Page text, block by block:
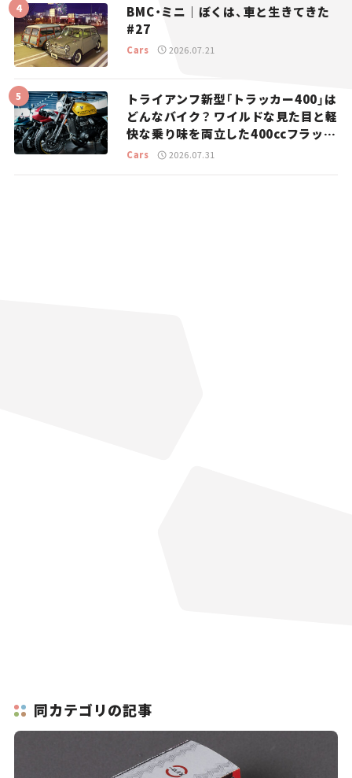
BMC・ミニ｜ぼくは、車と生きてきた
#27
Cars 2026.07.21
トライアンフ新型「トラッカー400」は
どんなバイク？ ワイルドな見た目と軽
快な乗り味を両立した400ccフラット
トラッカー【試乗レビュー】
Cars 2026.07.31
同カテゴリの記事